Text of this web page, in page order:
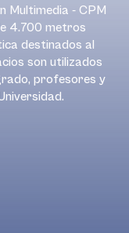
Multimedia - CPM
4.700 metros
destinados al
son utilizados
profesores y